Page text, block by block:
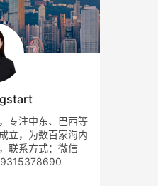
专注中东、巴西等
立，为数百家海内
联系方式：微信